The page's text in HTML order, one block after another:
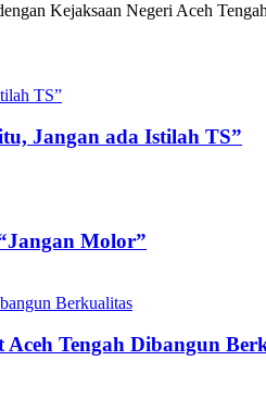
Kejaksaan Negeri Aceh
Jangan ada Istilah TS”
Molor”
Tengah Dibangun